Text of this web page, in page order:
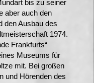
bis zu seiner
aber auch den
den Ausbau des
1974.
Frankfurts“
Museums für
mit. Bei großen
und Hörenden des